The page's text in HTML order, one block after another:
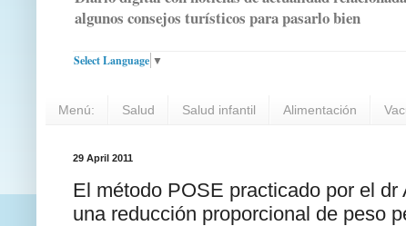
algunos consejos turísticos para pasarlo bien
Select Language ▼
Menú: Salud Salud infantil Alimentación
29 April 2011
El método POSE practicado por el
una reducción proporcional de peso